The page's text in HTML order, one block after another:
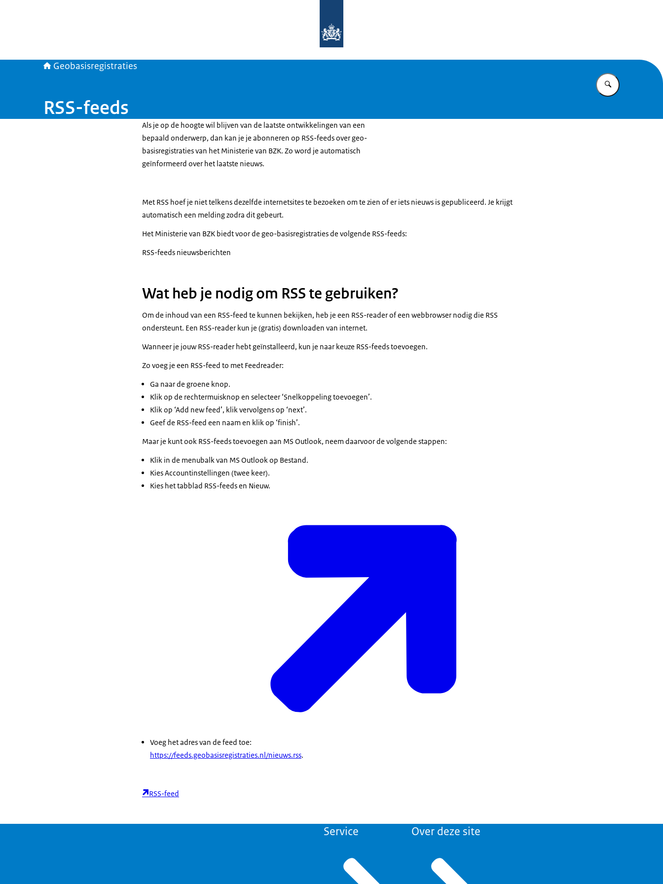
Geobasisregistraties
Vul in wat u
RSS-feeds
Als je op de hoogte wil blijven van de laatste ontwikkelingen van een
bepaald onderwerp, dan kan je je abonneren op RSS-feeds over geo-
basisregistraties van het Ministerie van BZK. Zo word je automatisch
geïnformeerd over het laatste nieuws.
Met RSS hoef je niet telkens dezelfde internetsites te bezoeken om te zien of er iets nieuws is gepubliceerd. Je krijgt
automatisch een melding zodra dit gebeurt.
Het Ministerie van BZK biedt voor de geo-basisregistraties de volgende RSS-feeds:
RSS-feeds nieuwsberichten
Wat heb je nodig om RSS te gebruiken?
Om de inhoud van een RSS-feed te kunnen bekijken, heb je een RSS-reader of een webbrowser nodig die RSS
ondersteunt. Een RSS-reader kun je (gratis) downloaden van internet.
Wanneer je jouw RSS-reader hebt geïnstalleerd, kun je naar keuze RSS-feeds toevoegen.
Zo voeg je een RSS-feed to met Feedreader:
Ga naar de groene knop.
Klik op de rechtermuisknop en selecteer ‘Snelkoppeling toevoegen’.
Klik op ‘Add new feed’, klik vervolgens op ‘next’.
Geef de RSS-feed een naam en klik op ‘finish’.
Maar je kunt ook RSS-feeds toevoegen aan MS Outlook, neem daarvoor de volgende stappen:
Klik in de menubalk van MS Outlook op Bestand.
Kies Accountinstellingen (twee keer).
Kies het tabblad RSS-feeds en Nieuw.
Voeg het adres van de feed toe:
https://feeds.geobasisregistraties.nl/nieuws.rss.
RSS-feed
Service Over deze site